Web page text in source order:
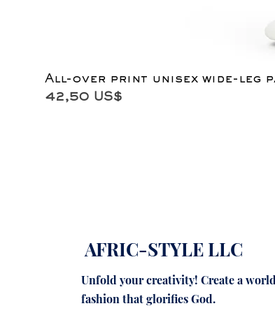
All-over print unisex wide-leg
Precio
42,50 US$
AFRIC-STYLE LLC
Unfold your creativity! Create a
fashion that glorifies God.